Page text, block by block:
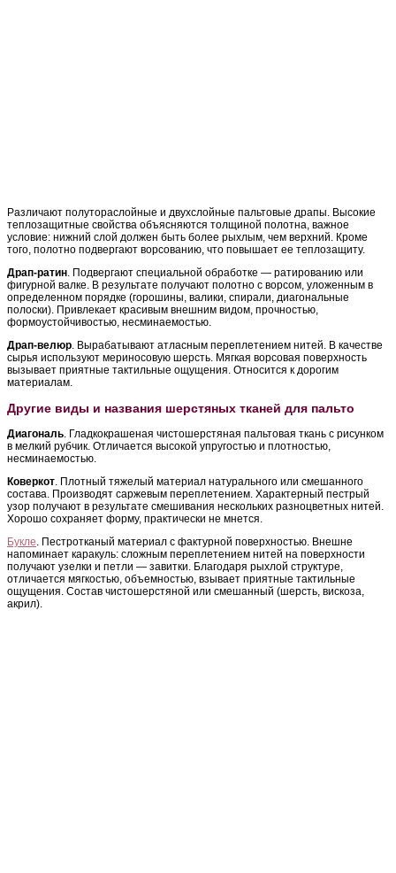
Различают полутораслойные и двухслойные пальтовые драпы. Высокие
теплозащитные свойства объясняются толщиной полотна, важное
условие: нижний слой должен быть более рыхлым, чем верхний. Кроме
того, полотно подвергают ворсованию, что повышает ее теплозащиту.
Драп-ратин. Подвергают специальной обработке — ратированию или
фигурной валке. В результате получают полотно с ворсом, уложенным в
определенном порядке (горошины, валики, спирали, диагональные
полоски). Привлекает красивым внешним видом, прочностью,
формоустойчивостью, несминаемостью.
Драп-велюр. Вырабатывают атласным переплетением нитей. В качестве
сырья используют мериносовую шерсть. Мягкая ворсовая поверхность
вызывает приятные тактильные ощущения. Относится к дорогим
материалам.
Другие виды и названия шерстяных тканей для пальто
Диагональ. Гладкокрашеная чистошерстяная пальтовая ткань с рисунком
в мелкий рубчик. Отличается высокой упругостью и плотностью,
несминаемостью.
Коверкот. Плотный тяжелый материал натурального или смешанного
состава. Производят саржевым переплетением. Характерный пестрый
узор получают в результате смешивания нескольких разноцветных нитей.
Хорошо сохраняет форму, практически не мнется.
Букле. Пестротканый материал с фактурной поверхностью. Внешне
напоминает каракуль: сложным переплетением нитей на поверхности
получают узелки и петли — завитки. Благодаря рыхлой структуре,
отличается мягкостью, объемностью, взывает приятные тактильные
ощущения. Состав чистошерстяной или смешанный (шерсть, вискоза,
акрил).